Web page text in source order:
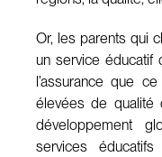
Or, les parents qui
un service éducatif
l’assurance que
élevées de qualité
développement
services